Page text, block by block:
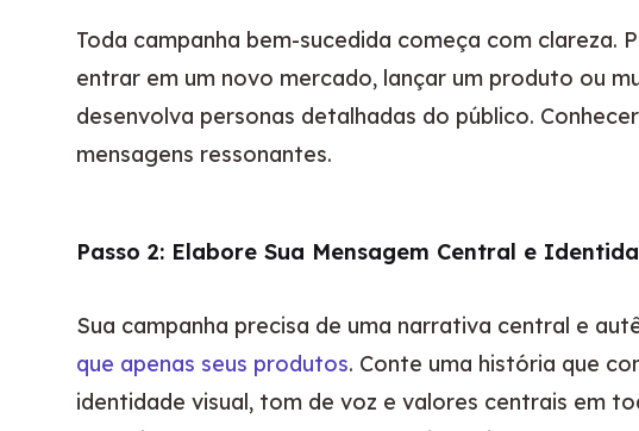
Toda campanha bem-sucedida começa com clareza.
entrar em um novo mercado, lançar um produto ou
desenvolva personas detalhadas do público.
mensagens ressonantes.
Passo 2: Elabore Sua Mensagem Central e
Sua campanha precisa de uma narrativa central e
que apenas seus produtos. Conte uma história que
identidade visual, tom de voz e valores centrais em